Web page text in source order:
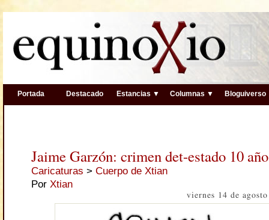
Portada Destacado Estancias ▼ Columnas ▼ Bloguiverso
Jaime Garzón: crimen det-estado 10
Caricaturas > Cuerpo de Xtian
Por Xtian
viernes 14 de